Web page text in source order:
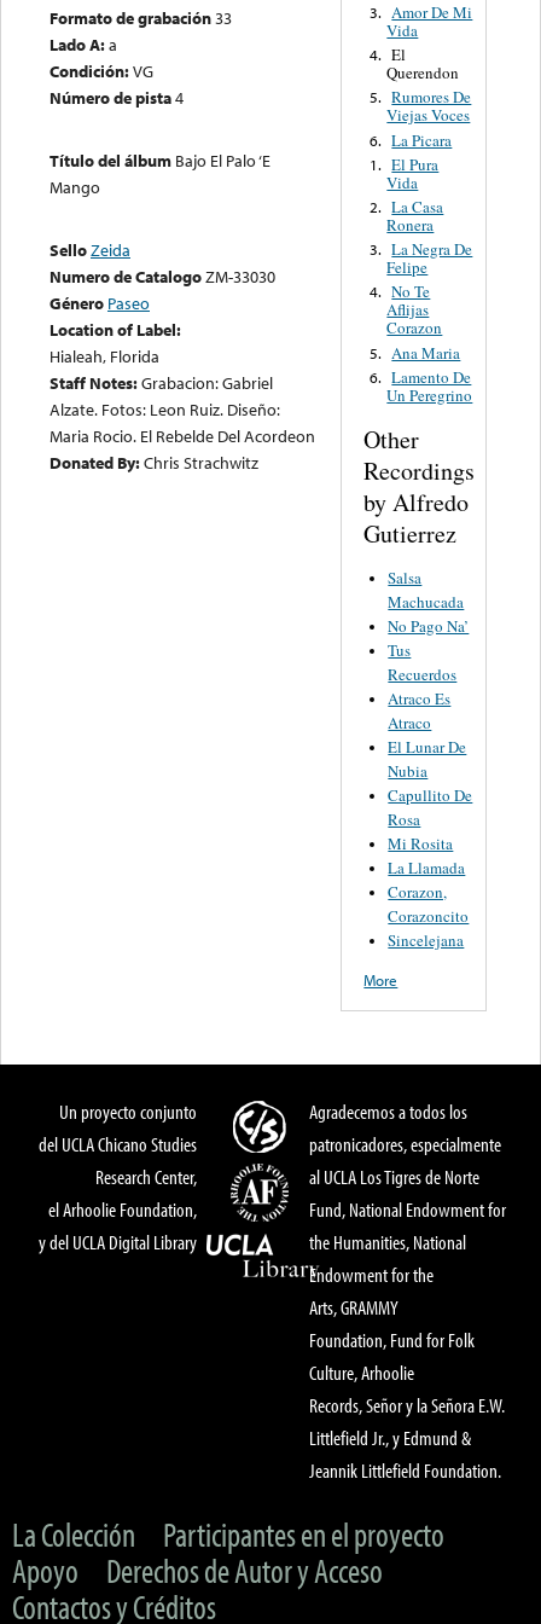
Formato de grabación33
Lado A:a
Condición:VG
Número de pista4
Título del álbum Bajo El Palo ‘E
Mango
SelloZeida
Numero de CatalogoZM-33030
Género Paseo
Location of Label:
Hialeah, Florida
Staff Notes:Grabacion: Gabriel
Alzate. Fotos: Leon Ruiz. Diseño:
Maria Rocio. El Rebelde Del Acordeon
Donated By:Chris Strachwitz
3. Amor De Mi
Vida
4. El
Querendon
5. Rumores De
Viejas Voces
6. La Picara
1. El Pura
Vida
2. La Casa
Ronera
3. La Negra De
Felipe
4. No Te
Aflijas
Corazon
5. Ana Maria
6. Lamento De
Un Peregrino
Other
Recordings
by Alfredo
Gutierrez
Salsa
Machucada
No Pago Na’
Tus
Recuerdos
Atraco Es
Atraco
El Lunar De
Nubia
Capullito De
Rosa
Mi Rosita
La Llamada
Corazon,
Corazoncito
Sincelejana
More
Un proyecto conjunto
del UCLA Chicano Studies
Research Center,
el Arhoolie Foundation,
y del UCLA Digital Library
Agradecemos a todos los
patronicadores, especialmente
al UCLA Los Tigres de Norte
Fund, National Endowment for
the Humanities, National
Endowment for the
Arts, GRAMMY
Foundation, Fund for Folk
Culture, Arhoolie
Records, Señor y la Señora E.W.
Littlefield Jr., y Edmund &
Jeannik Littlefield Foundation.
La Colección
Participantes en el proyecto
Apoyo
Derechos de Autor y Acceso
Contactos y Créditos